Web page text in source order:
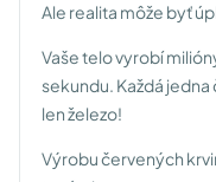
Ale realita môže byť
Vaše telo vyrobí
sekundu. Každá
len železo!
Výrobu červených